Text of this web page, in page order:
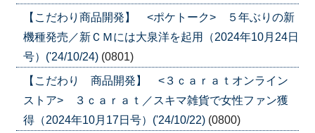
【こだわり商品開発】 <ポケトーク> ５年ぶりの新
機種発売／新ＣＭには大泉洋を起用（2024年10月24日
号）('24/10/24) (0801)
【こだわり 商品開発】 <３ｃａｒａｔオンライン
ストア> ３ｃａｒａｔ／スキマ雑貨で女性ファン獲
得（2024年10月17日号）('24/10/22) (0800)